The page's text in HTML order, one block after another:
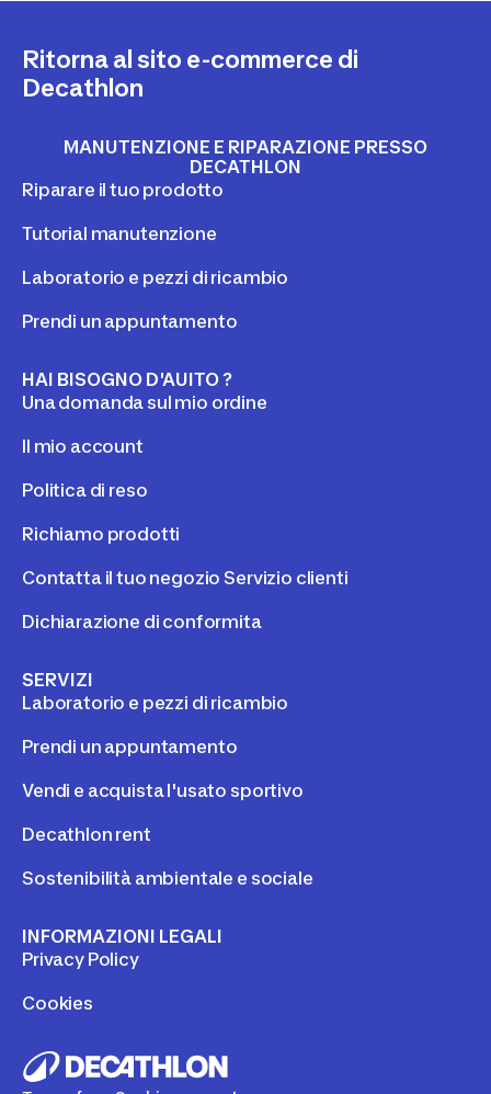
Ritorna al sito e-commerce di
Decathlon
MANUTENZIONE E RIPARAZIONE PRESSO
DECATHLON
Riparare il tuo prodotto
Tutorial manutenzione
Laboratorio e pezzi di ricambio
Prendi un appuntamento
HAI BISOGNO D'AUITO ?
Una domanda sul mio ordine
Il mio account
Politica di reso
Richiamo prodotti
Contatta il tuo negozio Servizio clienti
Dichiarazione di conformita
SERVIZI
Laboratorio e pezzi di ricambio
Prendi un appuntamento
Vendi e acquista l'usato sportivo
Decathlon rent
Sostenibilità ambientale e sociale
INFORMAZIONI LEGALI
Privacy Policy
Cookies